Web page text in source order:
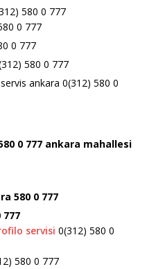
580 0 777
0 777
0 777
580 0 777
ankara 0(312) 580 0
0 777 ankara mahallesi
580 0 777
777
servisi 0(312) 580 0
580 0 777